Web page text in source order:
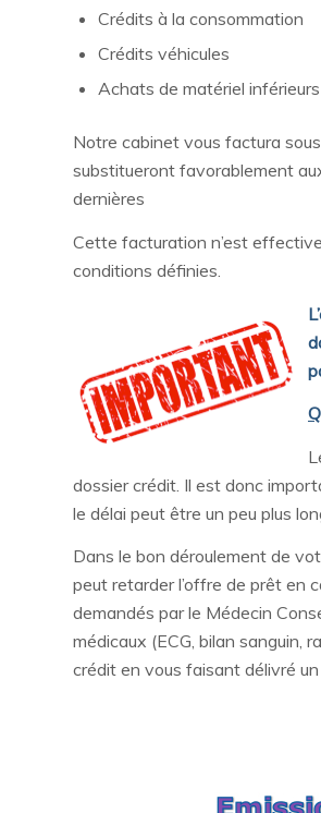
Crédits à la consommation
Crédits véhicules
Achats de matériel
Notre cabinet vous factura
substitueront favorablement
dernières
Cette facturation n’est
conditions définies.
dossier crédit. Il est donc
le délai peut être un peu plus
Dans le bon déroulement de
peut retarder l’offre de prêt en
demandés par le Médecin
médicaux (ECG, bilan sanguin,
crédit en vous faisant délivré